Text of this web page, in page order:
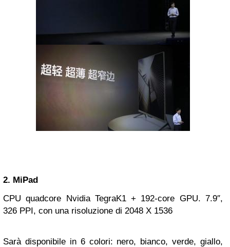
2. MiPad
CPU quadcore Nvidia TegraK1 + 192-core GPU. 7.9″,
326 PPI, con una risoluzione di 2048 X 1536
Sarà disponibile in 6 colori: nero, bianco, verde, giallo,